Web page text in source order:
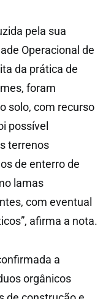
pela sua
Operacional de
da prática de
foram
solo, com recurso
possível
terrenos
de enterro de
lamas
com eventual
afirma a nota.
a
orgânicos